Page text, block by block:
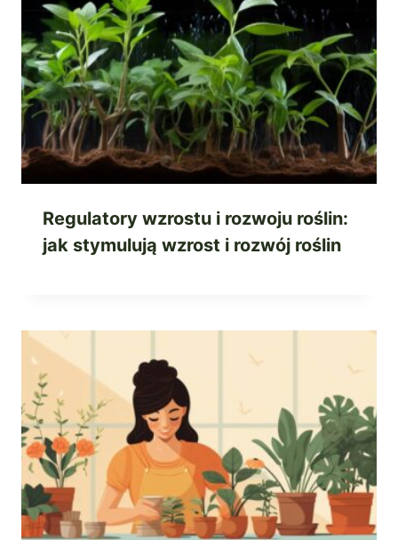
Regulatory wzrostu i rozwoju roślin:
jak stymulują wzrost i rozwój roślin